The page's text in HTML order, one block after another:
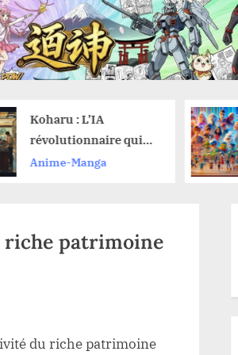
qui
Regarder des
gratuitement
toute légalité
astuces pour
Anime-Manga
riche patrimoine
du riche patrimoine